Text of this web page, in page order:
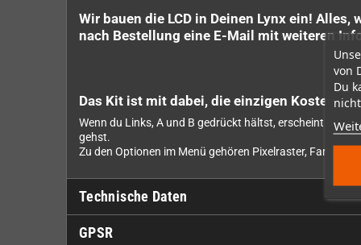
von
Du
Wir bauen die LCD in Deinen Lynx ein!
nach Bestellung eine E-Mail mit weiteren
Das Kit ist mit dabei, die einzigen Kosten,
Wenn du Links, A und B gedrückt hältst, erscheint das
gehst.
Zu den Optionen im Menü gehören Pixelraster,
Technische Daten
GPSR